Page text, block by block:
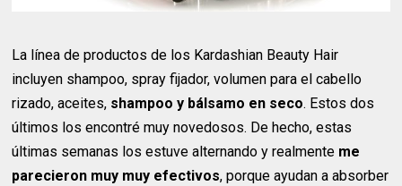
La línea de productos de los Kardashian Beauty Hair
incluyen shampoo, spray fijador, volumen para el cabello
rizado, aceites, shampoo y bálsamo en seco. Estos dos
últimos los encontré muy novedosos. De hecho, estas
últimas semanas los estuve alternando y realmente me
parecieron muy muy efectivos, porque ayudan a absorber